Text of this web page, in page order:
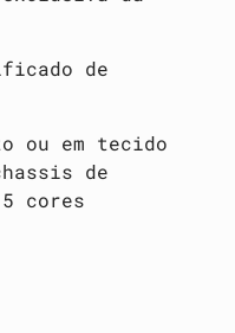
de
ou em tecido
de
cores